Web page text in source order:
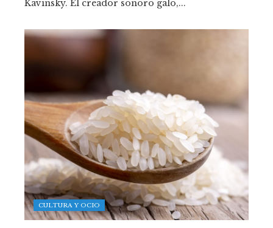
Kavinsky. El creador sonoro galo,...
CULTURA Y OCIO